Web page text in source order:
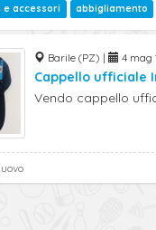
accessori abbigliamento
Barile (PZ) | 4 mag
Cappello ufficiale
Vendo cappello